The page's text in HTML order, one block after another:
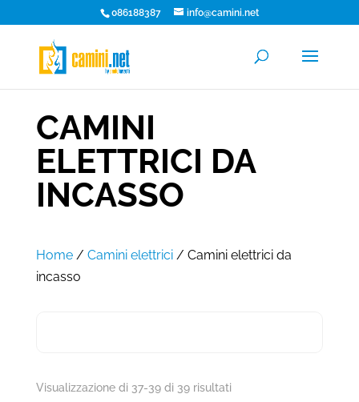
086188387 info@camini.net
CAMINI
ELETTRICI DA
INCASSO
Home/ Camini elettrici/ Camini elettrici da
incasso
Visualizzazione di 37-39 di 39 risultati